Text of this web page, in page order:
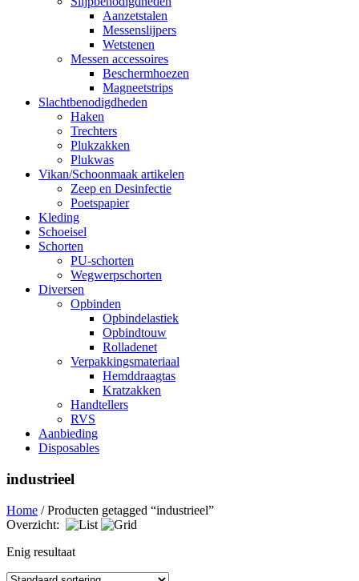
Aanzetstalen
Messenslijpers
Wetstenen
Messen accessoires
Beschermhoezen
Magneetstrips
Slachtbenodigdheden
Haken
Trechters
Plukzakken
Plukwas
Vikan/Schoonmaak artikelen
Zeep en Desinfectie
Poetspapier
Kleding
Schoeisel
Schorten
PU-schorten
Wegwerpschorten
Diversen
Opbinden
Opbindelastiek
Opbindtouw
Rolladenet
Verpakkingsmateriaal
Hemddraagtas
Kratzakken
Handtellers
RVS
Aanbieding
Disposables
industrieel
Home / Producten getagged “industrieel”
Overzicht:
Enig resultaat